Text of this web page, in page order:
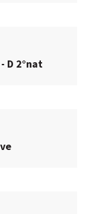
D 2°nat